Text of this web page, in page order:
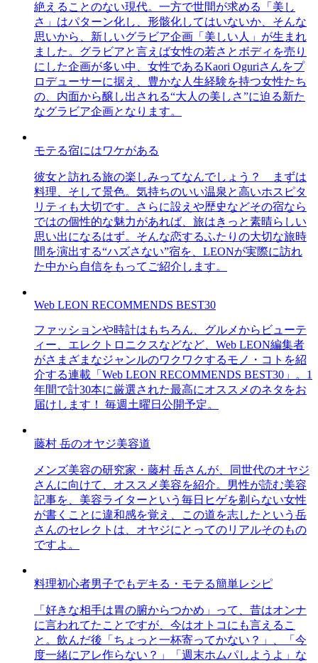
絶えることのない現代。一方で世間が求める「美し
さ」はパターン化し、形骸化してはいないか、そんな
思いから、新しいグラビア企画「美しい人」が生まれ
ました。グラビアと言えば女性の若さとボディを売り
にした企画が多い中、女性であるKaori Oguriさんをプ
ロデューサーに据え、豊かな人生経験を持つ女性たち
の、内面から醸し出される“大人の美しさ”に迫る新た
なグラビア企画となります。
モテる宿にはワケがある
彼女と訪れる旅の楽しみってなんでしょう？ まずは
料理、そして景色。気持ちのいい温泉と高いホスピタ
リティも大切です。さらに設えや歴史などその宿なら
ではの個性的な魅力があれば、旅はきっと素晴らしい
思い出になるはず。そんな恋するふたりの大切な旅時
間を演出する“ハズさない”宿を、LEONが実際に訪れ
た中から自信をもってご紹介します。
Web LEON RECOMMENDS BEST30
ファッションや時計はもちろん、グルメからビューテ
ィー、エレクトロニクスなどなど、Web LEON編集者
がさまざまなジャンルのワクワクするモノ・コトを紹
介する連載「Web LEON RECOMMENDS BEST30」。1
年間で計30本に厳選された最高にオススメのネタをお
届けします！ 毎週土曜日公開予定。
藤村 岳のオヤジ美容道
メンズ美容の研究家・藤村 岳さんが、同世代のオヤジ
さんに向けて、オススメ美容を紹介。男性が読む美容
記事を、美容ライターという毎日ヒゲを剃らない女性
が書くことに違和感を覚え、この道を志したという岳
さんのセレクトは、オヤジにとってのリアルそのもの
ですよ。
料理初心者男子でもデキる・モテる簡単レシピ
「好きな相手は胃の腑からつかめ」って、昔はオンナ
に言われてたことですが、今はオトコにも言えるこ
と。飲んだ後「ちょっと一杯寄ってかない？」、「今
度一緒にアレ作らない？」「週末ホムパしようよ」な